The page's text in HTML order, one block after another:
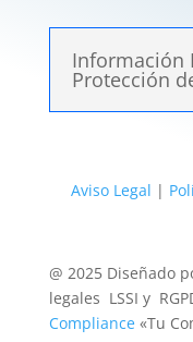
Información
Protección
Aviso Legal |
@ 2025 Diseñado
legales LSSI y
Compliance«Tu